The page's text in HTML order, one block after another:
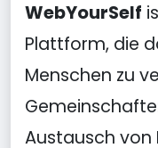
WebYourSelf
Plattform, die
Menschen zu
Austausch von